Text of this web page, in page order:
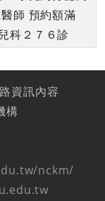
師 預約額滿
科２７６診
資訊內容
構
nckm/